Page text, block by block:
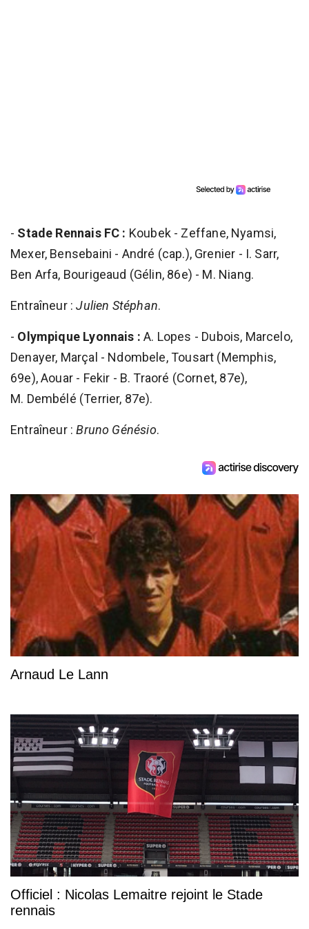
- Stade Rennais FC : Koubek - Zeffane, Nyamsi,
Mexer, Bensebaini - André (cap.), Grenier - I. Sarr,
Ben Arfa, Bourigeaud (Gélin, 86e) - M. Niang.
Entraîneur :Julien Stéphan.
- Olympique Lyonnais : A. Lopes - Dubois, Marcelo,
Denayer, Marçal - Ndombele, Tousart (Memphis,
69e), Aouar - Fekir - B. Traoré (Cornet, 87e),
M. Dembélé (Terrier, 87e).
Entraîneur :Bruno Génésio.
Arnaud Le Lann
Officiel : Nicolas Lemaitre rejoint le Stade
rennais